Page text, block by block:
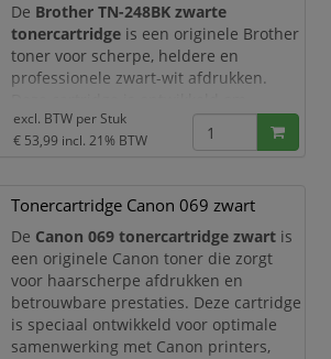
De Brother TN-248BK zwarte
tonercartridge is een originele Brother
toner voor scherpe, heldere en
professionele zwart-wit afdrukken.
optimaal samen te werken met
geschikte Brother kleurenlaserprinters
een constante afdrukkwaliteit.
Met een opbrengst van circa1.000
pagina’s volgens ISO/IEC 19798is de
excl. BTW per Stuk
€ 53,99 incl. 21% BTW
Tonercartridge Canon 069 zwart
De Canon 069 tonercartridge zwart is
een originele Canon toner die zorgt
voor haarscherpe afdrukken en
betrouwbare prestaties. Deze cartridge
is speciaal ontwikkeld voor optimale
samenwerking met Canon printers,